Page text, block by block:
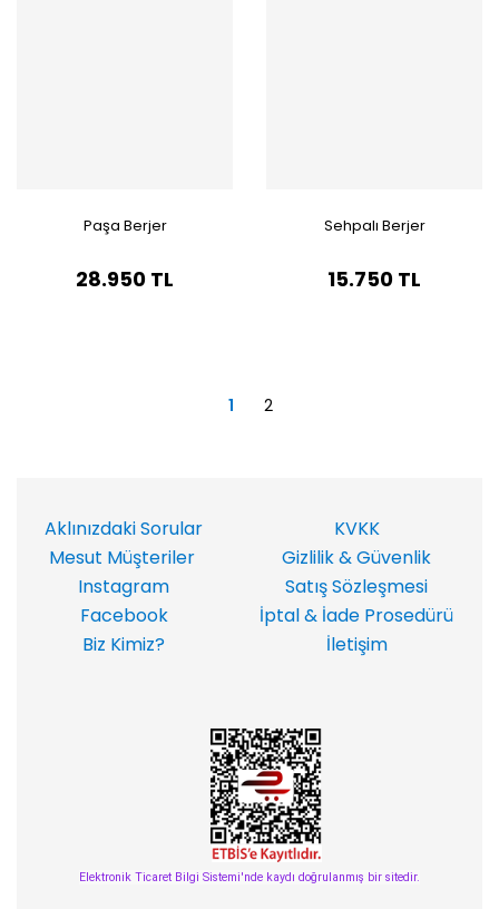
Paşa Berjer
28.950 TL
Sehpalı Berjer
15.750 TL
1 2
Aklınızdaki Sorular
KVKK
Mesut Müşteriler
Gizlilik & Güvenlik
Instagram
Satış Sözleşmesi
Facebook
İptal & İade Prosedürü
Biz Kimiz?
İletişim
Elektronik Ticaret Bilgi Sistemi'nde kaydı doğrulanmış bir sitedir.